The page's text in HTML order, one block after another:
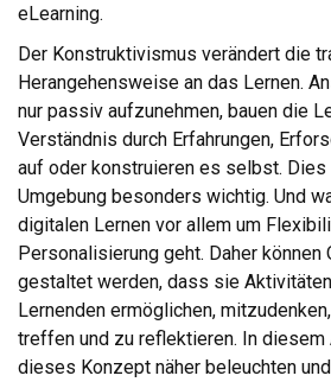
eLearning.
Der Konstruktivismus verändert die
Herangehensweise an das Lernen.
nur passiv aufzunehmen, bauen die
Verständnis durch Erfahrungen,
auf oder konstruieren es selbst.
Umgebung besonders wichtig. Und
digitalen Lernen vor allem um
Personalisierung geht. Daher können
gestaltet werden, dass sie
Lernenden ermöglichen,
treffen und zu reflektieren. In
dieses Konzept näher beleuchten